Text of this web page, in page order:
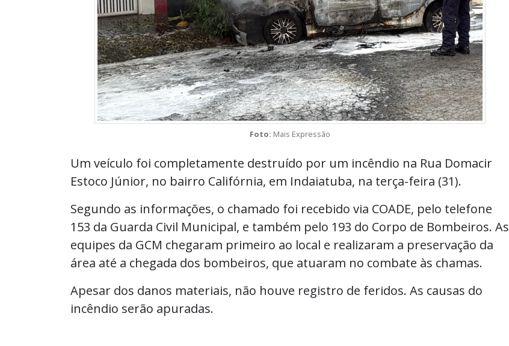
Foto: Mais Expressão
Um veículo foi completamente destruído por um incêndio na Rua Domacir
Estoco Júnior, no bairro Califórnia, em Indaiatuba, na terça-feira (31).
Segundo as informações, o chamado foi recebido via COADE, pelo telefone
153 da Guarda Civil Municipal, e também pelo 193 do Corpo de Bombeiros. As
equipes da GCM chegaram primeiro ao local e realizaram a preservação da
área até a chegada dos bombeiros, que atuaram no combate às chamas.
Apesar dos danos materiais, não houve registro de feridos. As causas do
incêndio serão apuradas.